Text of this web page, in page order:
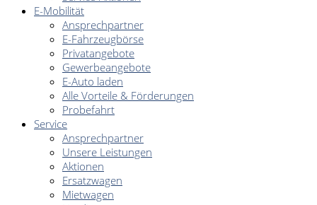
E-Mobilität
Ansprechpartner
E-Fahrzeugbörse
Privatangebote
Gewerbeangebote
E-Auto laden
Alle Vorteile & Förderungen
Probefahrt
Service
Ansprechpartner
Unsere Leistungen
Aktionen
Ersatzwagen
Mietwagen